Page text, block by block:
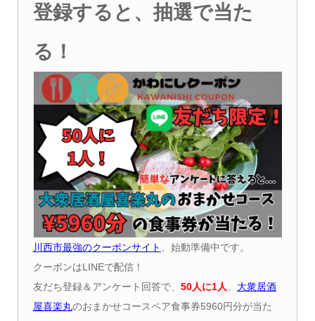
登録すると、抽選で当た
る！
川西市最強のクーポンサイト
、始動準備中です。
クーポンはLINEで配信！
友だち登録＆アンケート回答で、 50人に1人
大衆居酒
屋喜楽丸のおまかせコースペア食事券5960円分が当た